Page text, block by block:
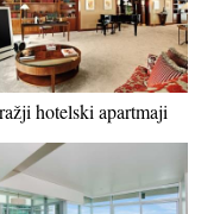
hotelski apartmaji